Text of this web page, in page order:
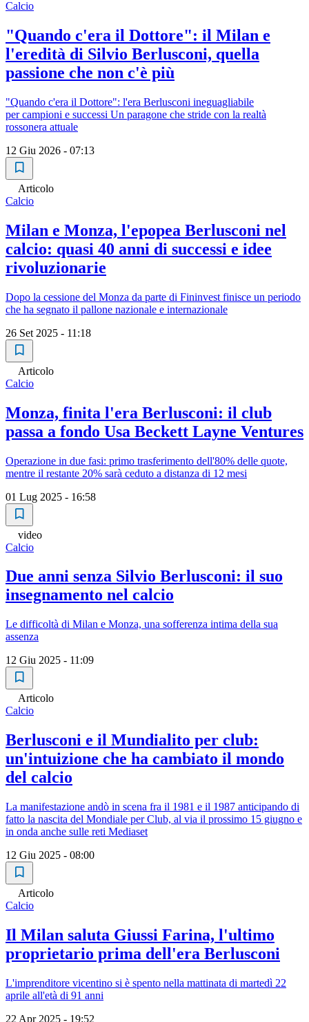
Calcio
"Quando c'era il Dottore": il Milan e
l'eredità di Silvio Berlusconi, quella
passione che non c'è più
"Quando c'era il Dottore": l'era Berlusconi ineguagliabile
per campioni e successi Un paragone che stride con la realtà
rossonera attuale
12 Giu 2026 - 07:13
Articolo
Calcio
Milan e Monza, l'epopea Berlusconi nel
calcio: quasi 40 anni di successi e idee
rivoluzionarie
Dopo la cessione del Monza da parte di Fininvest finisce un periodo
che ha segnato il pallone nazionale e internazionale
26 Set 2025 - 11:18
Articolo
Calcio
Monza, finita l'era Berlusconi: il club
passa a fondo Usa Beckett Layne Ventures
Operazione in due fasi: primo trasferimento dell'80% delle quote,
mentre il restante 20% sarà ceduto a distanza di 12 mesi
01 Lug 2025 - 16:58
video
Calcio
Due anni senza Silvio Berlusconi: il suo
insegnamento nel calcio
Le difficoltà di Milan e Monza, una sofferenza intima della sua
assenza
12 Giu 2025 - 11:09
Articolo
Calcio
Berlusconi e il Mundialito per club:
un'intuizione che ha cambiato il mondo
del calcio
La manifestazione andò in scena fra il 1981 e il 1987 anticipando di
fatto la nascita del Mondiale per Club, al via il prossimo 15 giugno e
in onda anche sulle reti Mediaset
12 Giu 2025 - 08:00
Articolo
Calcio
Il Milan saluta Giussi Farina, l'ultimo
proprietario prima dell'era Berlusconi
L'imprenditore vicentino si è spento nella mattinata di martedì 22
aprile all'età di 91 anni
22 Apr 2025 - 19:52